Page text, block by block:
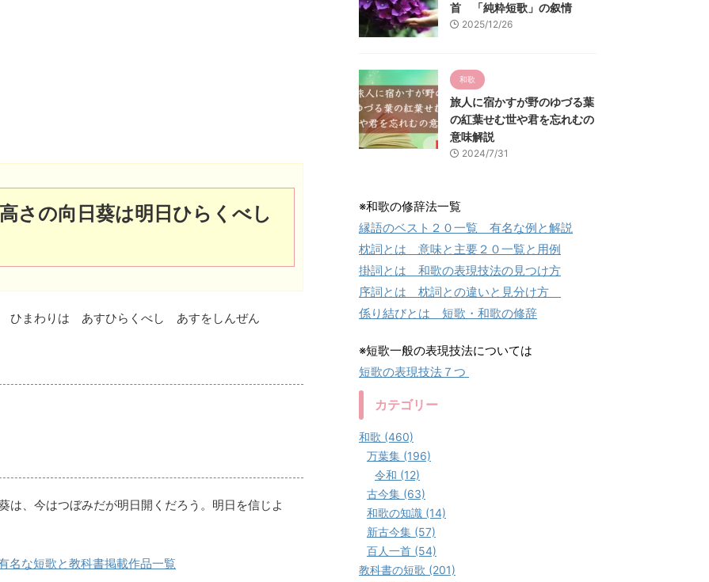
さの向日葵は明日ひらくべし
ひまわりは あすひらくべし あすをしんぜん
は、今はつぼみだが明日開くだろう。明日を信じよ
名な短歌と教科書掲載作品一覧
首 「純粋短歌」の叙情
2025/12/26
和歌
旅人に宿かすが野のゆづる葉
の紅葉せむ世や君を忘れむの
意味解説
2024/7/31
※和歌の修辞法一覧
縁語のベスト２０一覧 有名な例と解説
枕詞とは 意味と主要２０一覧と用例
掛詞とは 和歌の表現技法の見つけ方
序詞とは 枕詞との違いと見分け方
係り結びとは 短歌・和歌の修辞
※短歌一般の表現技法については
短歌の表現技法７つ
カテゴリー
和歌 (460)
万葉集 (196)
令和 (12)
古今集 (63)
和歌の知識 (14)
新古今集 (57)
百人一首 (54)
教科書の短歌 (201)